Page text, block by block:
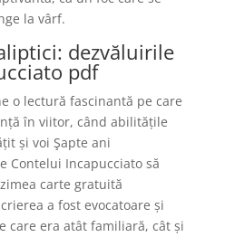
la vârf.
dezvăluirile
pdf
o lectură fascinantă pe care
în viitor, când abilitățile
și voi Şapte ani
Contelui Incapucciato să
carte gratuită
a fost evocatoare și
care era atât familiară, cât și